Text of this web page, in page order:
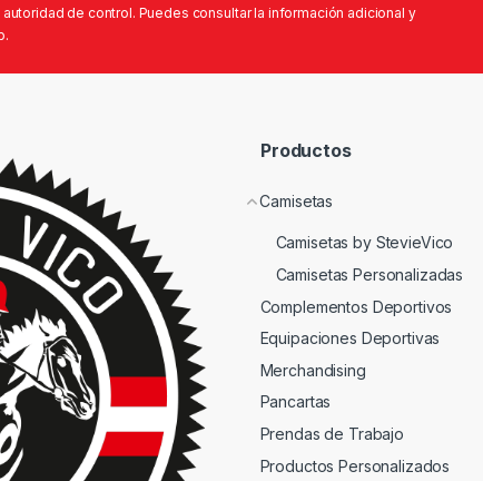
de control. Puedes consultar la información adicional y
Productos
Camisetas
Camisetas by StevieVico
Camisetas Personalizadas
Complementos Deportivos
Equipaciones Deportivas
Merchandising
Pancartas
Prendas de Trabajo
Productos Personalizados